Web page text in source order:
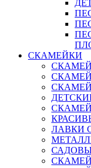
СКАМЕЙКИ
ЛАВКИ